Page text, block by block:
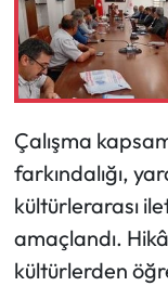
Çalışma
farkındalığı,
kültürlerarası
amaçlandı.
kültürlerden
Ortaköy
Osmancık
Otomotiv
Resmi İlan
Resmi Reklam